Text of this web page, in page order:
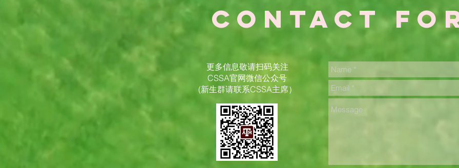
contact
​更多信息敬请扫码关注
CSSA官网微信公众号
(新生群请联系CSSA主席）